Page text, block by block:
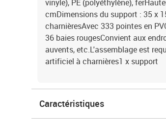
vinyle), PE (polyéthylène),
cmDimensions du support : 35 x
charnièresAvec 333 pointes en
36 baies rougesConvient aux
auvents, etc.L'assemblage est
artificiel à charnières1 x support
Caractéristiques